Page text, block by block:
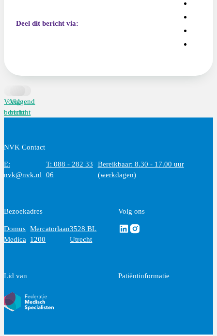
Deel dit bericht via:
Vorig
bericht
Volgend
bericht
NVK Contact
E:
nvk@nvk.nl
T: 088 - 282 33
06
Bereikbaar: 8.30 - 17.00 uur
(werkdagen)
Bezoekadres
Domus
Medica
Mercatorlaan
1200
3528 BL
Utrecht
Volg ons
Volg ons via Linkedin
Volg ons via Instagram
Lid van Patiëntinformatie